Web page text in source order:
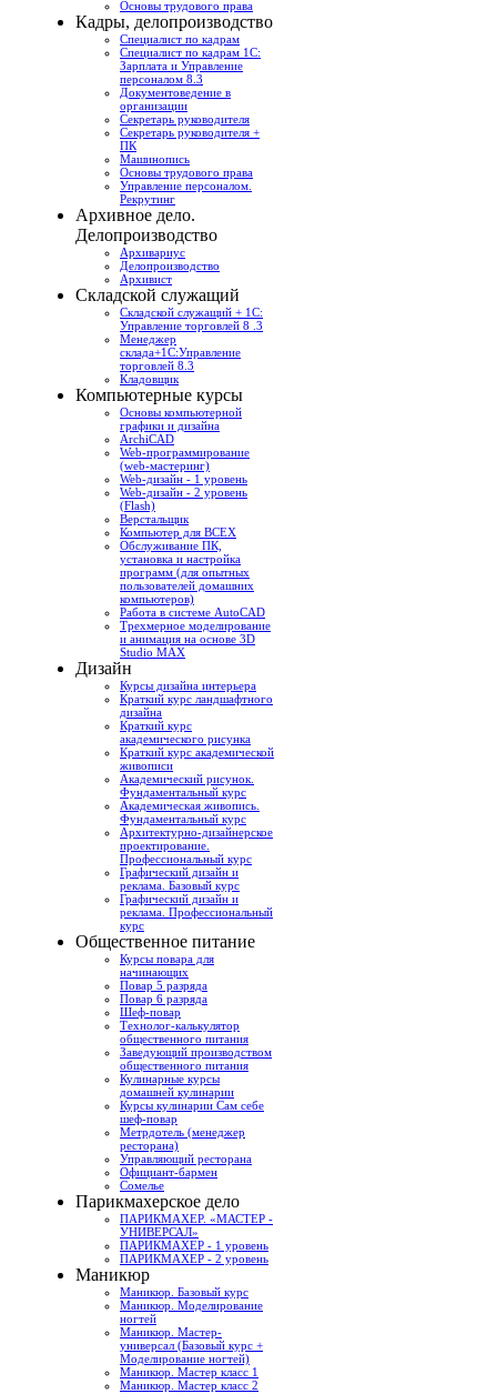
Основы трудового права
Кадры, делопроизводство
Специалист по кадрам
Специалист по кадрам 1С:
Зарплата и Управление
персоналом 8.3
Документоведение в
организации
Секретарь руководителя
Секретарь руководителя +
ПК
Машинопись
Основы трудового права
Управление персоналом.
Рекрутинг
Архивное дело.
Делопроизводство
Архивариус
Делопроизводство
Архивист
Складской служащий
Складской служащий + 1С:
Управление торговлей 8 .3
Менеджер
склада+1С:Управление
торговлей 8.3
Кладовщик
Компьютерные курсы
Основы компьютерной
графики и дизайна
ArchiCAD
Web-программирование
(web-мастеринг)
Web-дизайн - 1 уровень
Web-дизайн - 2 уровень
(Flash)
Верстальщик
Компьютер для ВСЕХ
Обслуживание ПК,
установка и настройка
программ (для опытных
пользователей домашних
компьютеров)
Работа в системе AutoCAD
Трехмерное моделирование
и анимация на основе 3D
Studio MAX
Дизайн
Курсы дизайна интерьера
Краткий курс ландшафтного
дизайна
Краткий курс
академического рисунка
Краткий курс академической
живописи
Академический рисунок.
Фундаментальный курс
Академическая живопись.
Фундаментальный курс
Архитектурно-дизайнерское
проектирование.
Профессиональный курс
Графический дизайн и
реклама. Базовый курс
Графический дизайн и
реклама. Профессиональный
курс
Общественное питание
Курсы повара для
начинающих
Повар 5 разряда
Повар 6 разряда
Шеф-повар
Технолог-калькулятор
общественного питания
Заведующий производством
общественного питания
Кулинарные курсы
домашней кулинарии
Курсы кулинарии Сам себе
шеф-повар
Метрдотель (менеджер
ресторана)
Управляющий ресторана
Официант-бармен
Сомелье
Парикмахерское дело
ПАРИКМАХЕР. «МАСТЕР -
УНИВЕРСАЛ»
ПАРИКМАХЕР - 1 уровень
ПАРИКМАХЕР - 2 уровень
Маникюр
Маникюр. Базовый курс
Маникюр. Моделирование
ногтей
Маникюр. Мастер-
универсал (Базовый курс +
Моделирование ногтей)
Маникюр. Мастер класс 1
Маникюр. Мастер класс 2